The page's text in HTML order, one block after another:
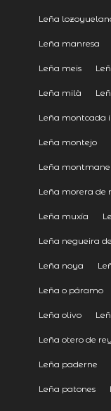
Leña
Leña manresa
Leña meis
Leña milà
Leña montcada
Leña montejo
Leña
Leña morera de
Leña muxía
Leña negueira
Leña noya
Leña o páramo
Leña olivo
Leña otero de rey
Leña paderne
Leña patones